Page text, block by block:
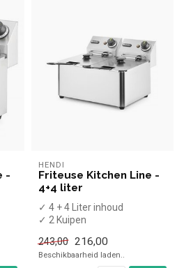
-
HENDI
Friteuse Kitchen Line -
4+4 liter
✓ 4 + 4 Liter inhoud
✓ 2 Kuipen
✓ Tafelmodel
✓ 2x 3 kW
243,00 216,00
Beschikbaarheid laden..